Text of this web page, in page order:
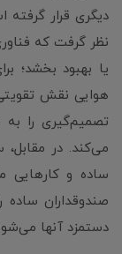
دیگری قرار
نظر گرفت که
هوایی نقش تقویتی
تصمیم‌گیری را به
می‌کند. در
ساده و کارهایی
صندوقداران
دستمزد آنها